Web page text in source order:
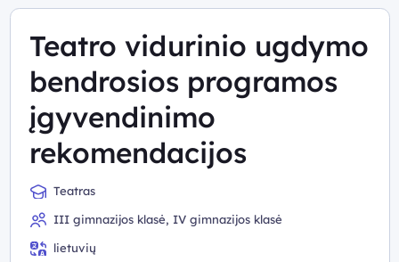
Teatro vidurinio ugdymo
bendrosios programos
įgyvendinimo
rekomendacijos
Teatras
III gimnazijos klasė, IV gimnazijos klasė
lietuvių